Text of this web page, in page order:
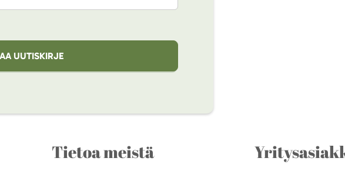
UUTISKIRJE
Tietoa meistä